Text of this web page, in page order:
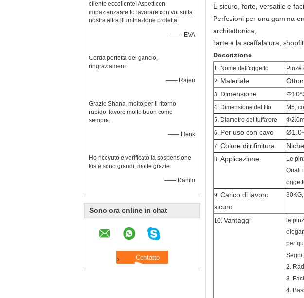
cliente eccellente! Aspett con
impazienzaare to lavorare con voi sulla
nostra altra illuminazione proietta.
—— EVA
Corda perfetta del gancio,
ringraziamenti.
—— Rajen
Grazie Shana, molto per il ritorno
rapido, lavoro molto buon come
sempre.
—— Henk
Ho ricevuto e verificato la sospensione
kis e sono grandi, molte grazie.
—— Danilo
Sono ora online in chat
È sicuro, forte, versatile e
Perfezioni per una gamma
architettonica,
l'arte e la scaffalatura,
Descrizione
1. Nome dell'oggetto Pinze
2. Materiale
3. Dimensione
4. Dimensione del filo
M5,
5. Diametro del tuffatore
6. Per uso con cavo
7. Colore di rifinitura
8. Applicazione
Le
Quali
9. Carico di lavoro
sicuro
10. Vantaggi
le
per
2.
3.
4.